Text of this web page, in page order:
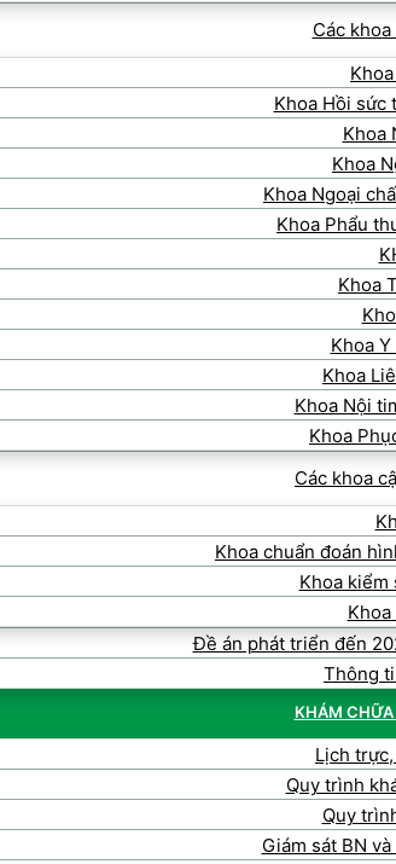
Các
Khoa Hồi sức
Khoa
Khoa
Khoa Ngoại
Khoa Phẩu
Khoa
Khoa
Khoa
Khoa Nội
Khoa
Các khoa
Khoa chuẩn đoán
Khoa kiểm
Đề án phát triển đến
Thông
KHÁM CHỮA
Lịch
Quy trình
Quy
Giám sát BN